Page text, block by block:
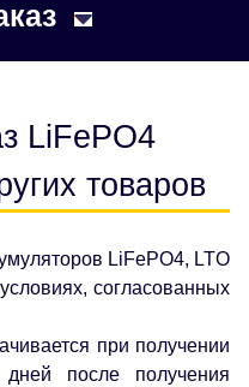
LiFePO4
товаров
LiFePO4, LTO
согласованных
при получении
после получения